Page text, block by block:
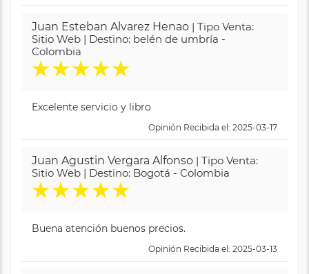
Juan Esteban Alvarez Henao | Tipo Venta:
Sitio Web | Destino: belén de umbría -
Colombia
★★★★★
Excelente servicio y libro
Opinión Recibida el: 2025-03-17
Juan Agustin Vergara Alfonso | Tipo Venta:
Sitio Web | Destino: Bogotá - Colombia
★★★★★
Buena atención buenos precios.
Opinión Recibida el: 2025-03-13